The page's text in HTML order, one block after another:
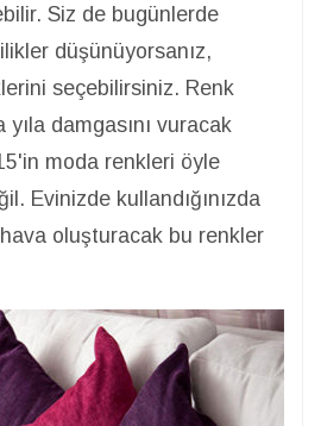
Siz de bugünlerde
düşünüyorsanız,
seçebilirsiniz. Renk
yıla damgasını vuracak
moda renkleri öyle
Evinizde kullandığınızda
oluşturacak bu renkler